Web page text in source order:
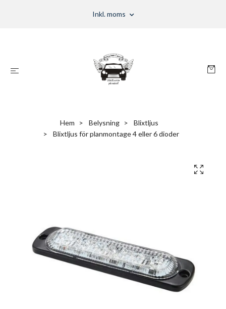
Inkl. moms
Hem Belysning
Blixtljus
Blixtljus för planmontage 4 eller 6 dioder